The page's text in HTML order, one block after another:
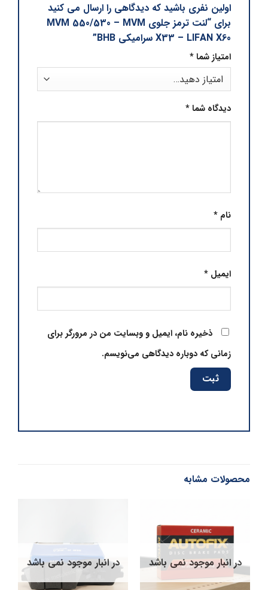
اولین نفری باشید که دیدگاهی را ارسال می کنید
برای “لنت ترمز جلوی MVM 550/530 – MVM
X33 – LIFAN X60 سرامیکی BHB”
امتیاز شما*
دیدگاه شما*
نام*
ایمیل*
ذخیره نام، ایمیل و وبسایت من در مرورگر برای
زمانی که دوباره دیدگاهی می‌نویسم.
محصولات مشابه
در انبار موجود نمی باشد در انبار موجود نمی باشد